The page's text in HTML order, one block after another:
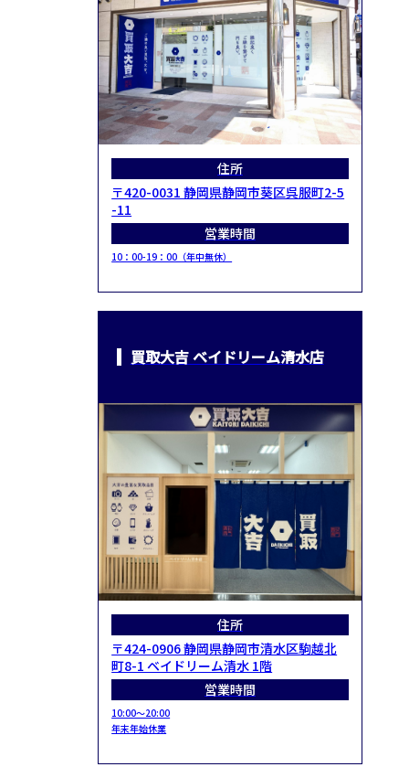
住所
〒420-0031 静岡県静岡市葵区呉服町2-5
-11
営業時間
10：00-19：00（年中無休）
買取大吉 ベイドリーム清水店
住所
〒424-0906 静岡県静岡市清水区駒越北
町8-1 ベイドリーム清水 1階
営業時間
10:00～20:00
年末年始休業